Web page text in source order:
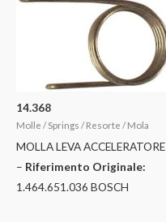
14.368
Molle / Springs / Resorte / Mola
MOLLA LEVA ACCELERATORE
– Riferimento Originale:
1.464.651.036 BOSCH